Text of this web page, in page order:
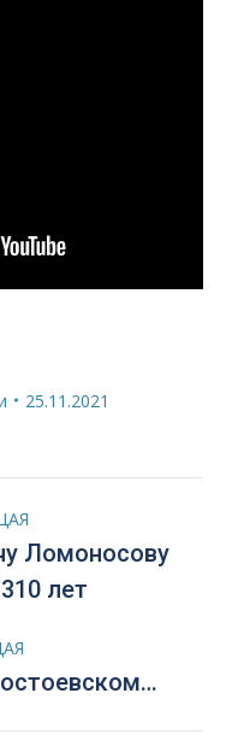
25.11.2021
Ломоносову
лет